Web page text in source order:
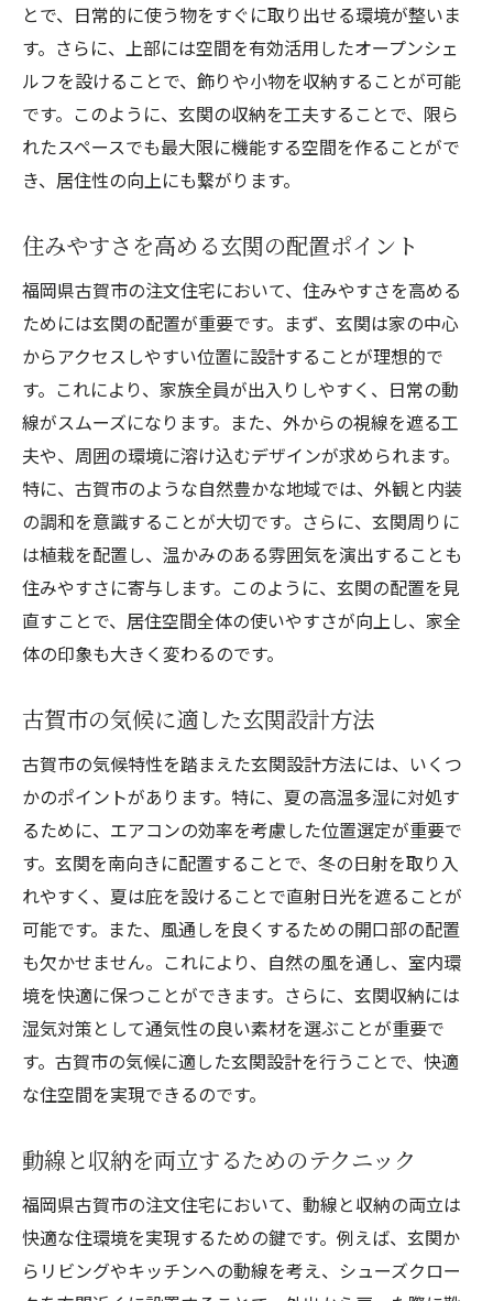
アウトドア用品の収納アイデア
可動棚を活用した効率的な整理術
限られたスペースでの収納力向上法
古賀市で学ぶ玄関収納の基本
古賀市で叶える注文住宅玄関の動線改善と収納
動線改善で暮らしが変わる
収納力向上のための最新トレンド
動線と収納を結ぶアイデア例
福岡県の注文住宅特有の設計ポイント
玄関リフォームで得られる効果
地元の施主が語る成功事例
注文住宅の魅力発見福岡県古賀市での玄関動線
と収納の革新的アイデア
最新技術を使った玄関設計の魅力
古賀市で導入できる革新的収納ソリューシ
ョン
未来を見据えた動線設計の考え方
革新をもたらすデザインテクニック
生活を豊かにする新しい玄関の考え方
福岡県古賀市の注文住宅で失敗しない玄関動線
と収納の設計ガイド
設計ミスを防ぐためのチェックリスト
失敗しない玄関動線の基本プラン
収納不足を防ぐポイントとは
経験者が語る設計の注意点
プロが教える玄関設計の秘訣
初めての注文住宅でも安心の玄関設計
動線が変える生活福岡県古賀市での注文住宅に
動線改善で生活が劇的に変わる理由
玄関収納の新しいスタンダード
動線と収納を両立する設計方法
プランニング段階で考慮すべき要素
とで、日常的に使う物をすぐに取り出せる環境が整いま
す。さらに、上部には空間を有効活用したオープンシェ
ルフを設けることで、飾りや小物を収納することが可能
です。このように、玄関の収納を工夫することで、限ら
れたスペースでも最大限に機能する空間を作ることがで
き、居住性の向上にも繋がります。
住みやすさを高める玄関の配置ポイント
福岡県古賀市の注文住宅において、住みやすさを高める
ためには玄関の配置が重要です。まず、玄関は家の中心
からアクセスしやすい位置に設計することが理想的で
す。これにより、家族全員が出入りしやすく、日常の動
線がスムーズになります。また、外からの視線を遮る工
夫や、周囲の環境に溶け込むデザインが求められます。
特に、古賀市のような自然豊かな地域では、外観と内装
の調和を意識することが大切です。さらに、玄関周りに
は植栽を配置し、温かみのある雰囲気を演出することも
住みやすさに寄与します。このように、玄関の配置を見
直すことで、居住空間全体の使いやすさが向上し、家全
体の印象も大きく変わるのです。
古賀市の気候に適した玄関設計方法
古賀市の気候特性を踏まえた玄関設計方法には、いくつ
かのポイントがあります。特に、夏の高温多湿に対処す
るために、エアコンの効率を考慮した位置選定が重要で
す。玄関を南向きに配置することで、冬の日射を取り入
れやすく、夏は庇を設けることで直射日光を遮ることが
可能です。また、風通しを良くするための開口部の配置
も欠かせません。これにより、自然の風を通し、室内環
境を快適に保つことができます。さらに、玄関収納には
湿気対策として通気性の良い素材を選ぶことが重要で
す。古賀市の気候に適した玄関設計を行うことで、快適
な住空間を実現できるのです。
動線と収納を両立するためのテクニック
福岡県古賀市の注文住宅において、動線と収納の両立は
快適な住環境を実現するための鍵です。例えば、玄関か
らリビングやキッチンへの動線を考え、シューズクロー